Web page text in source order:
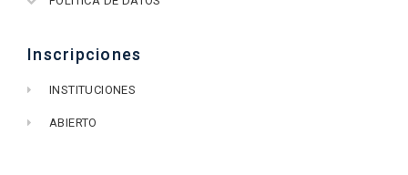
Inscripciones
INSTITUCIONES
ABIERTO